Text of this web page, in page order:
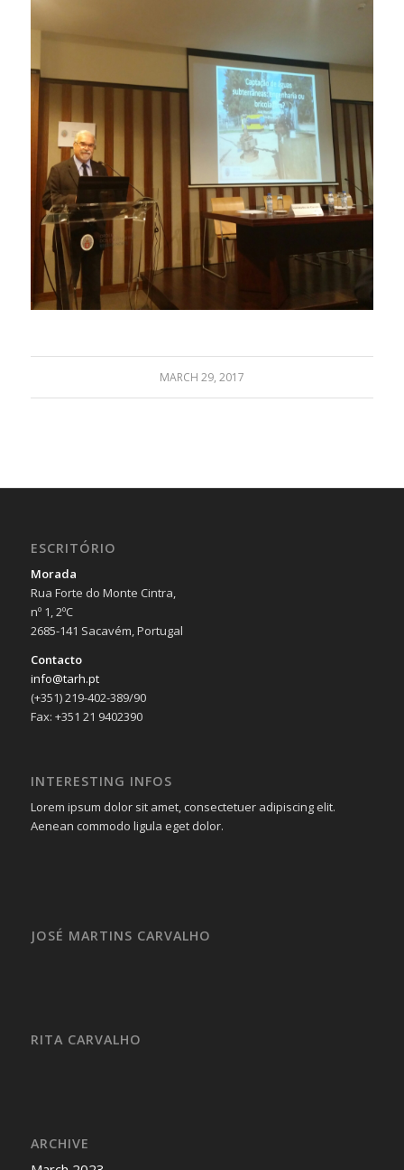
MARCH 29, 2017
ESCRITÓRIO
Morada
Rua Forte do Monte Cintra,
nº 1, 2ºC
2685-141 Sacavém, Portugal
Contacto
info@tarh.pt
(+351) 219-402-389/90
Fax: +351 21 9402390
INTERESTING INFOS
Lorem ipsum dolor sit amet, consectetuer adipiscing elit.
Aenean commodo ligula eget dolor.
JOSÉ MARTINS CARVALHO
RITA CARVALHO
ARCHIVE